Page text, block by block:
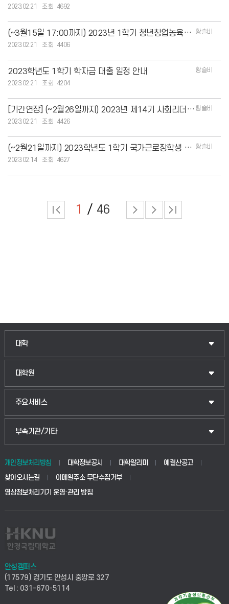
2023.02.21
4692
(~3월15일 17:00까지) 2023년 1학기 청년창업농육성 장학금 신청 안내
황슬비
2023.02.21
4406
2023학년도 1학기 학자금 대출 일정 안내
황슬비
2023.02.21
4204
[기간연장] (~2월26일까지) 2023년 제14기 사회리더 대학생 멘토링 멘티 참여자 모 황슬비
2023.02.21
4426
(~2월21일까지) 2023학년도 1학기 국가근로장학생 희망근로지 신청 안내
황슬비
2023.02.14
4627
1 46
대학
대학원
주요서비스
부속기관/기타
개인정보처리방침 대학정보공시 대학알리미
예결산공고
찾아오시는길
이메일주소 무단수집거부
영상정보처리기기 운영·관리 방침
안성캠퍼스
(17579) 경기도 안성시 중앙로 327
Tel : 031-670-5114